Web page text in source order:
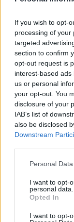
If you wish to opt-
processing of your
targeted
section to confirm
opt-out request is
interest-based
us or personal
your opt-out. You
disclosure of your
IAB’s list of
also be disclosed
Downstream
Please note that
not limited to your
grant or deny
use your data for
consent section.
Personal
I want to opt-
personal data.
Opted In
I want to opt-
un hazáért, un hazát
(Possiamo rischiare
rischiare la patria per
Dettagli tecnici delle
Sia la moneta
hanno un diametro di
La moneta d’argento,
realizzata in argento
la versione non
HUF (7,81 EUR), è
25% nichel, del peso di
Come acquisirli?
Per coloro che
nominale presso il
Hungarian Mint Ltd., il
Questa opportunità
soggetta a stock.